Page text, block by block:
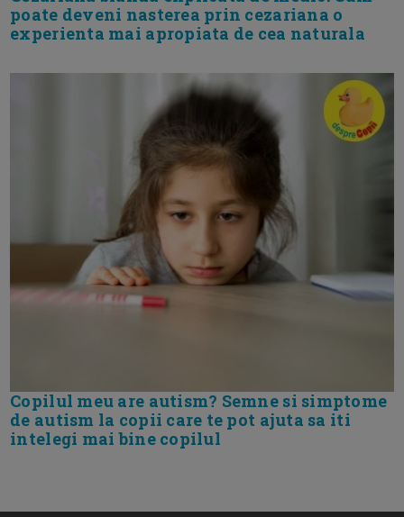
poate deveni nasterea prin cezariana o
experienta mai apropiata de cea naturala
Copilul meu are autism? Semne si simptome
de autism la copii care te pot ajuta sa iti
intelegi mai bine copilul